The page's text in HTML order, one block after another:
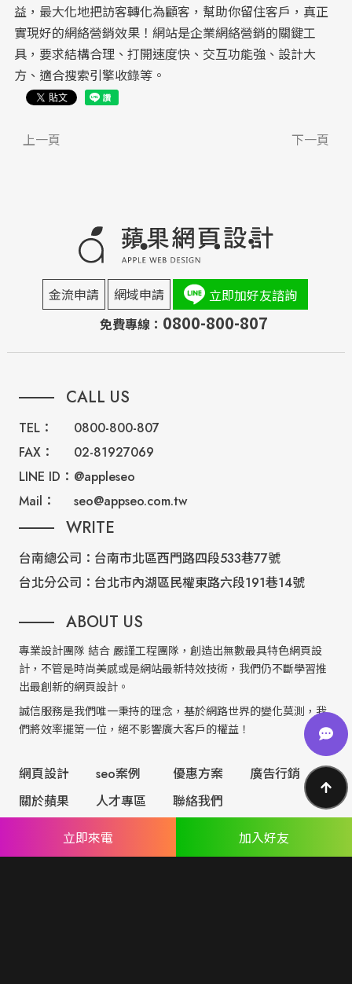
益，最大化地把訪客轉化為顧客，幫助你留住客戶，真正
實現好的網絡營銷效果！網站是企業網絡營銷的關鍵工
具，要求結構合理、打開速度快、交互功能強、設計大
方、適合搜索引擎收錄等。
上一頁 下一頁
金流申請 網域申請
立即加好友諮詢
免費專線： 0800-800-807
CALL US
TEL：
0800-800-807
FAX：
02-81927069
LINE ID： @appleseo
Mail：
seo@appseo.com.tw
WRITE
台南總公司： 台南市北區西門路四段533巷77號
台北分公司： 台北市內湖區民權東路六段191巷14號
ABOUT US
專業設計團隊 結合 嚴謹工程團隊，創造出無數最具特色網頁設
計，不管是時尚美感或是網站最新特效技術，我們仍不斷學習推
出最創新的網頁設計。
誠信服務是我們唯一秉持的理念，基於網路世界的變化莫測，我
們將效率擺第一位，絕不影響廣大客戶的權益！
網頁設計 seo案例 優惠方案
廣告行銷
關於蘋果
人才專區 聯絡我們
© Copyright All Rights Reserved.
立即來電 加入好友